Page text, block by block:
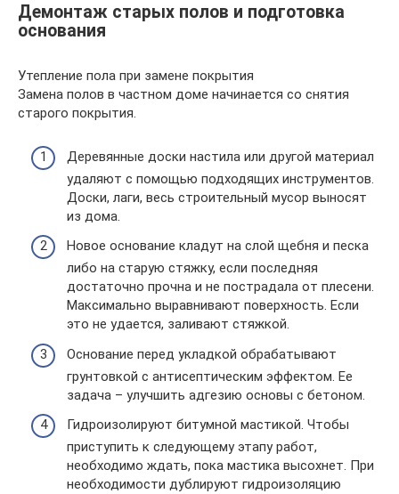
Демонтаж старых полов и подготовка
основания
Утепление пола при замене покрытия
Замена полов в частном доме начинается со снятия
старого покрытия.
Деревянные доски настила или другой материал
удаляют с помощью подходящих инструментов.
Доски, лаги, весь строительный мусор выносят
из дома.
Новое основание кладут на слой щебня и песка
либо на старую стяжку, если последняя
достаточно прочна и не пострадала от плесени.
Максимально выравнивают поверхность. Если
это не удается, заливают стяжкой.
Основание перед укладкой обрабатывают
грунтовкой с антисептическим эффектом. Ее
задача – улучшить адгезию основы с бетоном.
Гидроизолируют битумной мастикой. Чтобы
приступить к следующему этапу работ,
необходимо ждать, пока мастика высохнет. При
необходимости дублируют гидроизоляцию